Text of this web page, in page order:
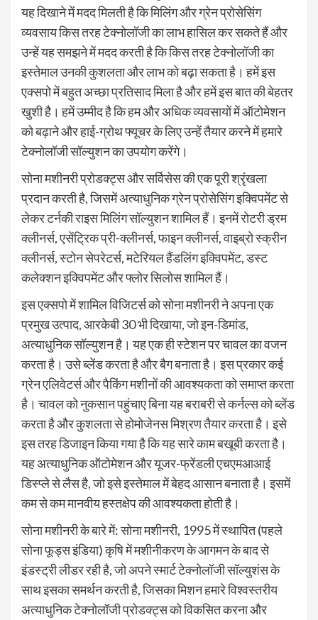
यह दिखाने में मदद मिलती है कि मिलिंग और ग्रेन प्रोसेसिंग
व्यवसाय किस तरह टेक्नोलॉजी का लाभ हासिल कर सकते हैं और
उन्हें यह समझने में मदद करती है कि किस तरह टेक्नोलॉजी का
इस्तेमाल उनकी कुशलता और लाभ को बढ़ा सकता है। हमें इस
एक्सपो में बहुत अच्छा प्रतिसाद मिला है और हमें इस बात की बेहतर
खुशी है। हमें उम्मीद है कि हम और अधिक व्यवसायों में ऑटोमेशन
को बढ़ाने और हाई-ग्रोथ फ्यूचर के लिए उन्हें तैयार करने में हमारे
टेक्नोलॉजी सॉल्युशन का उपयोग करेंगे।
सोना मशीनरी प्रोडक्ट्स और सर्विसेस की एक पूरी श्रृंखला
प्रदान करती है, जिसमें अत्याधुनिक ग्रेन प्रोसेसिंग इक्विपमेंट से
लेकर टर्नकी राइस मिलिंग सॉल्युशन शामिल हैं। इनमें रोटरी ड्रम
क्लीनर्स, एसेंट्रिक प्री-क्लीनर्स, फाइन क्लीनर्स, वाइब्रो स्क्रीन
क्लीनर्स, स्टोन सेपरेटर्स, मटेरियल हैंडलिंग इक्विपमेंट, डस्ट
कलेक्शन इक्विपमेंट और फ्लोर सिलोस शामिल हैं।
इस एक्सपो में शामिल विजिटर्स को सोना मशीनरी ने अपना एक
प्रमुख उत्पाद, आरकेबी 30 भी दिखाया, जो इन-डिमांड,
अत्याधुनिक सॉल्युशन है। यह एक ही स्टेशन पर चावल का वजन
करता है। उसे ब्लेंड करता है और बैग बनाता है। इस प्रकार कई
ग्रेन एलिवेटर्स और पैकिंग मशीनों की आवश्यकता को समाप्त करता
है। चावल को नुकसान पहुंचाए बिना यह बराबरी से कर्नल्स को ब्लेंड
करता है और कुशलता से होमोजेनस मिश्रण तैयार करता है। इसे
इस तरह डिजाइन किया गया है कि यह सारे काम बखूबी करता है।
यह अत्याधुनिक ऑटोमेशन और यूजर-फ्रेंडली एचएमआआई
डिस्प्ले से लैस है, जो इसे इस्तेमाल में बेहद आसान बनाता है। इसमें
कम से कम मानवीय हस्तक्षेप की आवश्यकता होती है।
सोना मशीनरी के बारे में: सोना मशीनरी, 1995 में स्थापित (पहले
सोना फूड्स इंडिया) कृषि में मशीनीकरण के आगमन के बाद से
इंडस्ट्री लीडर रही है, जो अपने स्मार्ट टेक्नोलॉजी सॉल्युशंस के
साथ इसका समर्थन करती है, जिसका मिशन हमारे विश्वस्तरीय
अत्याधुनिक टेक्नोलॉजी प्रोडक्ट्स को विकसित करना और